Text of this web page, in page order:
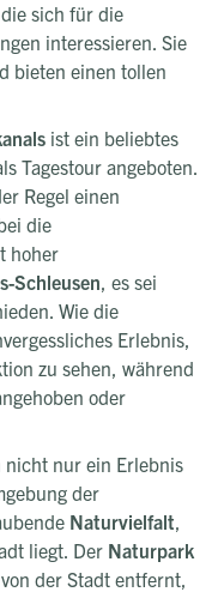
sich für die
interessieren. Sie
bieten einen tollen
ist ein beliebtes
Tagestour angeboten.
Regel einen
die
hoher
Schleusen, es sei
Wie die
Erlebnis,
zu sehen, während
oder
nicht nur ein Erlebnis
der
Naturvielfalt,
liegt. Der Naturpark
der Stadt entfernt,